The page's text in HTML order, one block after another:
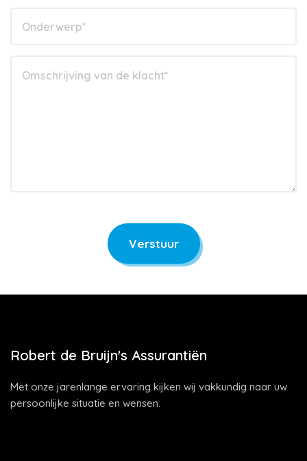
Verstuur
Robert de Bruijn's Assurantiën
Met onze jarenlange ervaring kijken wij vakkundig naar uw
persoonlijke situatie en wensen.